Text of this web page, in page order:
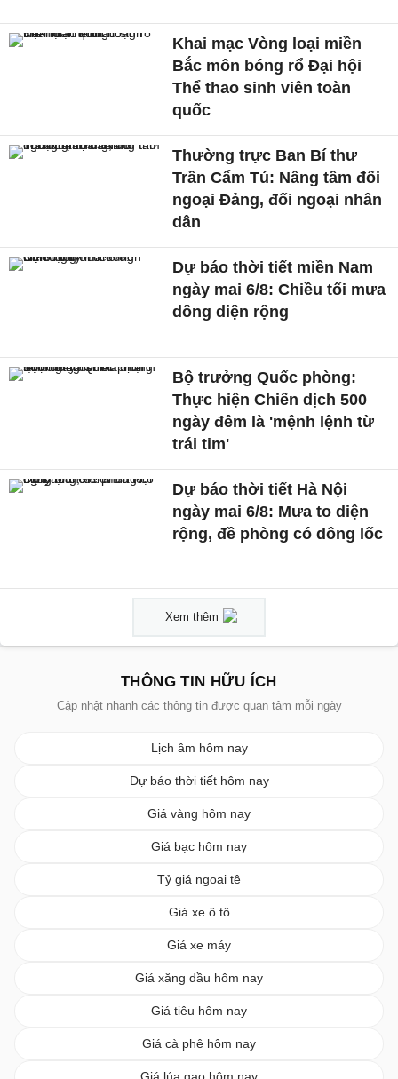
Khai mạc Vòng loại miền
Bắc môn bóng rổ Đại hội
Thể thao sinh viên toàn
quốc
Thường trực Ban Bí thư
Trần Cẩm Tú: Nâng tầm đối
ngoại Đảng, đối ngoại nhân
dân
Dự báo thời tiết miền Nam
ngày mai 6/8: Chiều tối mưa
dông diện rộng
Bộ trưởng Quốc phòng:
Thực hiện Chiến dịch 500
ngày đêm là 'mệnh lệnh từ
trái tim'
Dự báo thời tiết Hà Nội
ngày mai 6/8: Mưa to diện
rộng, đề phòng có dông lốc
Xem thêm
THÔNG TIN HỮU ÍCH
Cập nhật nhanh các thông tin được quan tâm mỗi ngày
Lịch âm hôm nay
Dự báo thời tiết hôm nay
Giá vàng hôm nay
Giá bạc hôm nay
Tỷ giá ngoại tệ
Giá xe ô tô
Giá xe máy
Giá xăng dầu hôm nay
Giá tiêu hôm nay
Giá cà phê hôm nay